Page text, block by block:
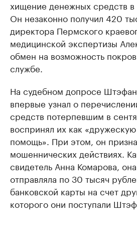
хищение денежных средств
Он незаконно получил 420
директора Пермского
медицинской экспертизы
обмен на возможность
службе.
На судебном допросе
впервые узнал о
средств потерпевшим в
воспринял их как
помощь». При этом, он
мошеннических действиях.
свидетель Анна Комарова,
отправляла по 30 тысяч
банковской карты на счет
которого они поступали